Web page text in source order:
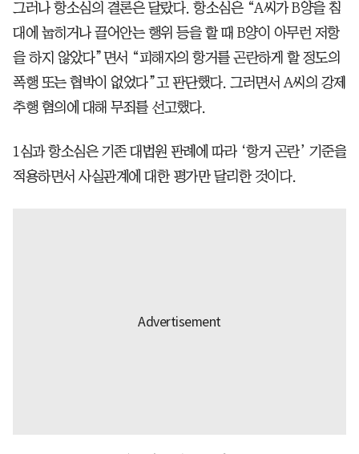
그러나 항소심의 결론은 달랐다. 항소심은 “A씨가 B양을 침
대에 눕히거나 끌어안는 행위 등을 할 때 B양이 아무런 저항
을 하지 않았다”면서 “피해자의 항거를 곤란하게 할 정도의
폭행 또는 협박이 없었다”고 판단했다. 그러면서 A씨의 강제
추행 혐의에 대해 무죄를 선고했다.
1심과 항소심은 기존 대법원 판례에 따라 ‘항거 곤란’ 기준을
적용하면서 사실관계에 대한 평가만 달리한 것이다.